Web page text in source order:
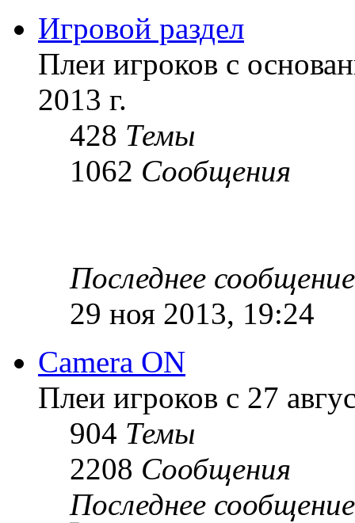
Игровой раздел
Плеи игроков с
2013 г.
428 Темы
1062 Сообщения
Последнее сообщение
29 ноя 2013, 19:24
Camera ON
Плеи игроков с 27
904 Темы
2208 Сообщения
Последнее сообщение